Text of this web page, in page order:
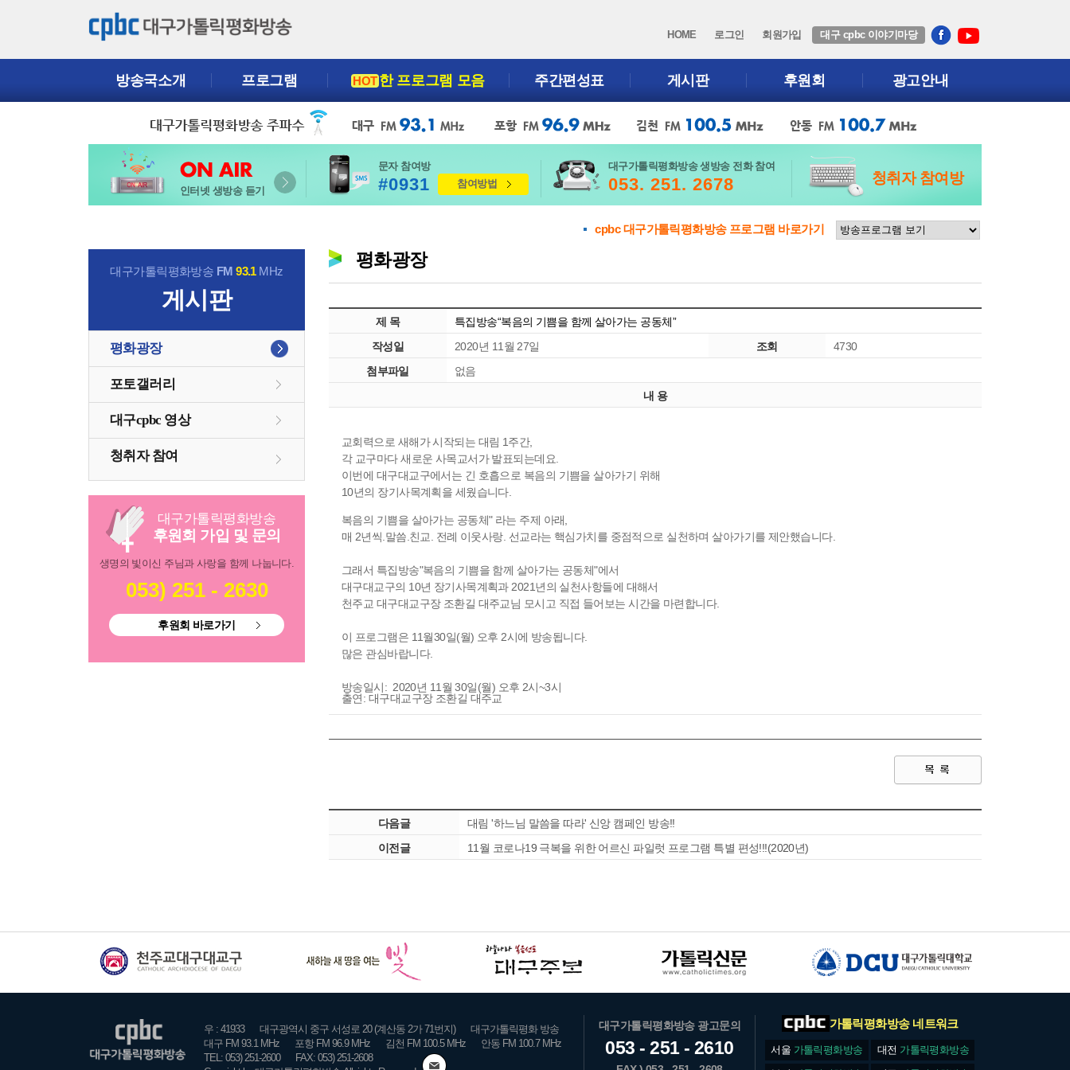
HOME 로그인 회원가입 대구 cpbc 이야기마당
방송국소개 프로그램 HOT한 프로그램 모음 주간편성표 게시판 후원회 광고안내
인터넷 생방송 듣기
문자 참여방
#0931 참여방법
대구가톨릭평화방송 생방송 전화 참여
053. 251. 2678 청취자 참여방
cpbc 대구가톨릭평화방송 프로그램 바로가기
대구가톨릭평화방송 FM93.1MHz
게시판
평화광장
포토갤러리
대구cpbc 영상
청취자 참여
대구가톨릭평화방송
후원회 가입 및 문의
생명의 빛이신 주님과 사랑을 함께 나눕니다.
053) 251 - 2630
후원회 바로가기
평화광장
제 목
특집방송“복음의 기쁨을 함께 살아가는 공동체”
작성일
2020년 11월 27일 조회
4730
첨부파일
없음
내 용
교회력으로 새해가 시작되는 대림 1주간,
각 교구마다 새로운 사목교서가 발표되는데요.
이번에 대구대교구에서는 긴 호흡으로 복음의 기쁨을 살아가기 위해
10년의 장기사목계획을 세웠습니다.
복음의 기쁨을 살아가는 공동체" 라는 주제 아래,
매 2년씩.말씀.친교. 전례 이웃사랑. 선교라는 핵심가치를 중점적으로 실천하며 살아가기를 제안했습니다.
그래서 특집방송"복음의 기쁨을 함께 살아가는 공동체"에서
대구대교구의 10년 장기사목계획과 2021년의 실천사항들에 대해서
천주교 대구대교구장 조환길 대주교님 모시고 직접 들어보는 시간을 마련합니다.
이 프로그램은 11월30일(월) 오후 2시에 방송됩니다.
많은 관심바랍니다.
방송일시: 2020년 11월 30일(월) 오후 2시~3시
출연: 대구대교구장 조환길 대주교
다음글
대림 '하느님 말씀을 따라' 신앙 캠페인 방송!!
이전글
11월 코로나19 극복을 위한 어르신 파일럿 프로그램 특별 편성!!!(2020년)
우 : 41933 대구광역시 중구 서성로 20 (계산동 2가 71번지)
대구가톨릭평화 방송
대구 FM 93.1 MHz
포항 FM 96.9 MHz 김천 FM 100.5 MHz
안동 FM 100.7 MHz
TEL: 053) 251-2600
FAX: 053) 251-2608
대구가톨릭평화방송 광고문의
053 - 251 - 2610
가톨릭평화방송 네트워크
서울 가톨릭평화방송 대전 가톨릭평화방송